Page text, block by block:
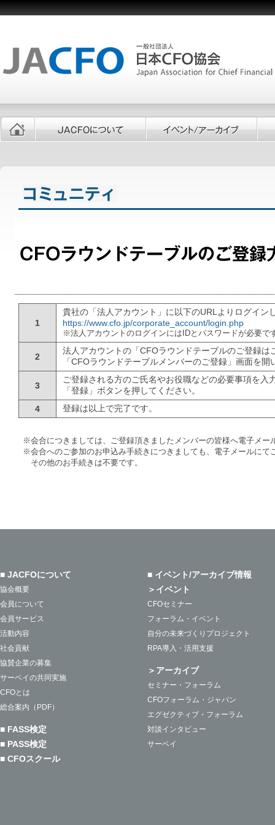
1
貴社の「法人アカウント」に以下のURLよりログイン
https://www.cfo.jp/corporate_account/login.php
※法人アカウントのログインにはIDとパスワードが必要で
2
法人アカウントの「CFOラウンドテーブルのご登録は
「CFOラウンドテーブルメンバーのご登録」画面を開
3
ご登録される方のご氏名やお役職などの必要事項を入
「登録」ボタンを押してください。
4
登録は以上で完了です。
※会合につきましては、ご登録頂きましたメンバーの皆様へ電子メー
※会合へのご参加のお申込み手続きにつきましても、電子メールにて
その他のお手続きは不要です。
■ JACFOについて
協会概要
会員について
会員サービス
活動内容
社会貢献
協賛企業の募集
サーベイの共同実施
CFOとは
総合案内（PDF）
■ FASS検定
■ PASS検定
■ CFOスクール
■ イベント/アーカイブ情報
＞イベント
CFOセミナー
フォーラム・イベント
自分の未来づくりプロジェクト
RPA導入・活用支援
＞アーカイブ
セミナー・フォーラム
CFOフォーラム・ジャパン
エグゼクティブ・フォーラム
対談インタビュー
サーベイ